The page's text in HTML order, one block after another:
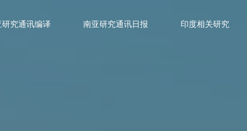
究通讯编译 南亚研究通讯日报 印度相关研究